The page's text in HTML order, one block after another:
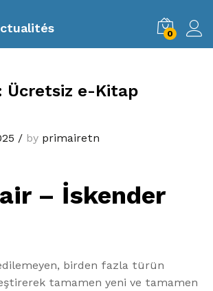
0
Ücretsiz e-Kitap
/ by primairetn
– İskender
birden fazla türün
tamamen yeni ve tamamen